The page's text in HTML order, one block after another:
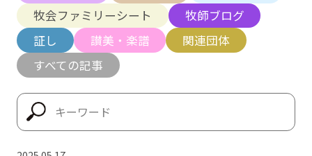
牧会ファミリーシート
牧師ブログ
証し
讃美・楽譜
関連団体
すべての記事